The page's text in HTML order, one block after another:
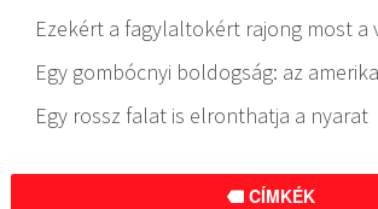
Ezekért a fagylaltokért rajong most a
Egy gombócnyi boldogság: az
Egy rossz falat is elronthatja a nyarat
CÍMKÉK